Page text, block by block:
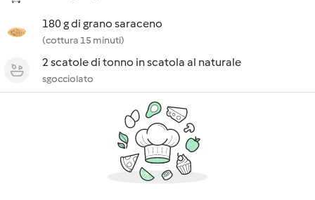
180 g di grano saraceno
(cottura 15 minuti)
2 scatole di tonno in scatola al naturale
sgocciolato